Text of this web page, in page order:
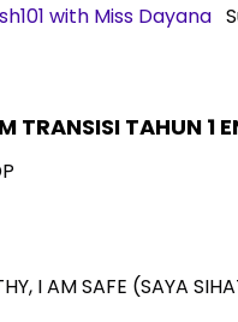
with Miss Dayana
TRANSISI TAHUN 1
I AM SAFE (SAYA